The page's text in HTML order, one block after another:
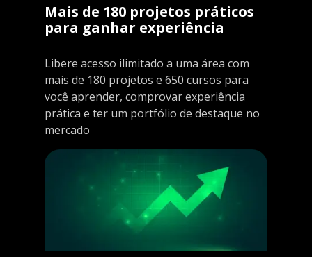
Mais de 180 projetos práticos
para ganhar experiência
Libere acesso ilimitado a uma área com
mais de 180 projetos e 650 cursos para
você aprender, comprovar experiência
prática e ter um portfólio de destaque no
mercado